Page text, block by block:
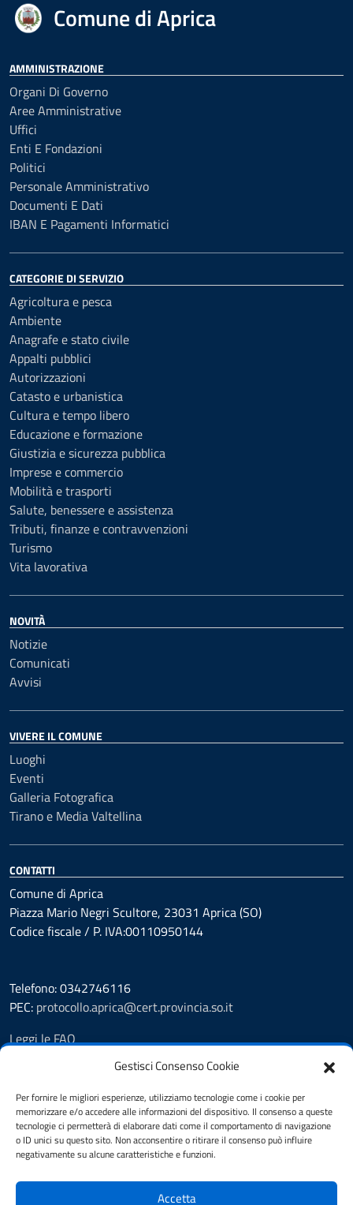
Gestisci Consenso Cookie
Per fornire le migliori esperienze, utilizziamo tecnologie come i cookie per
memorizzare e/o accedere alle informazioni del dispositivo. Il consenso a queste
tecnologie ci permetterà di elaborare dati come il comportamento di navigazione
o ID unici su questo sito. Non acconsentire o ritirare il consenso può influire
negativamente su alcune caratteristiche e funzioni.
Accetta
Comune di Aprica
AMMINISTRAZIONE
Organi Di Governo
Aree Amministrative
Uffici
Enti E Fondazioni
Politici
Personale Amministrativo
Documenti E Dati
IBAN E Pagamenti Informatici
CATEGORIE DI SERVIZIO
Agricoltura e pesca
Ambiente
Anagrafe e stato civile
Appalti pubblici
Autorizzazioni
Catasto e urbanistica
Cultura e tempo libero
Educazione e formazione
Giustizia e sicurezza pubblica
Imprese e commercio
Mobilità e trasporti
Salute, benessere e assistenza
Tributi, finanze e contravvenzioni
Turismo
Vita lavorativa
NOVITÀ
Notizie
Comunicati
Avvisi
VIVERE IL COMUNE
Luoghi
Eventi
Galleria Fotografica
Tirano e Media Valtellina
CONTATTI
Comune di Aprica
Piazza Mario Negri Scultore, 23031 Aprica (SO)
Codice fiscale / P. IVA:00110950144
Telefono: 0342746116
PEC: protocollo.aprica@cert.provincia.so.it
Leggi le FAQ
Prenotazione appuntamento
Segnalazione disservizio
Whistleblowing
Amministrazione trasparente
Pubblicità legale
Albo Pretorio
Note legali